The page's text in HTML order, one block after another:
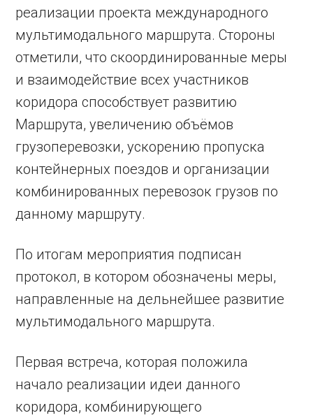
реализации проекта международного
мультимодального маршрута. Стороны
отметили, что скоординированные меры
и взаимодействие всех участников
коридора способствует развитию
Маршрута, увеличению объёмов
грузоперевозки, ускорению пропуска
контейнерных поездов и организации
комбинированных перевозок грузов по
данному маршруту.
По итогам мероприятия подписан
протокол, в котором обозначены меры,
направленные на дельнейшее развитие
мультимодального маршрута.
Первая встреча, которая положила
начало реализации идеи данного
коридора, комбинирующего